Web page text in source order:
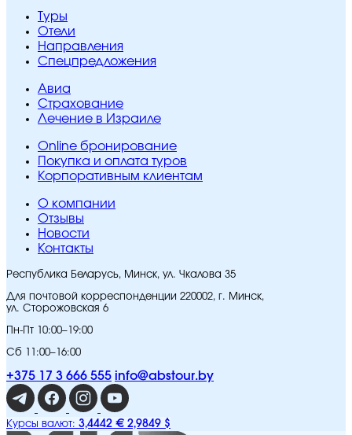
Туры
Отели
Направления
Спецпредложения
Авиа
Страхование
Лечение в Израиле
Online бронирование
Покупка и оплата туров
Корпоративным клиентам
O компании
Отзывы
Новости
Контакты
Республика Беларусь, Минск, ул. Чкалова 35
Для почтовой корреспонденции 220002, г. Минск,
ул. Сторожовская 6
Пн-Пт 10:00–19:00
Сб 11:00–16:00
+375 17 3 666 555 info@abstour.by
Курсы валют: 3,4442 € 2,9849 $